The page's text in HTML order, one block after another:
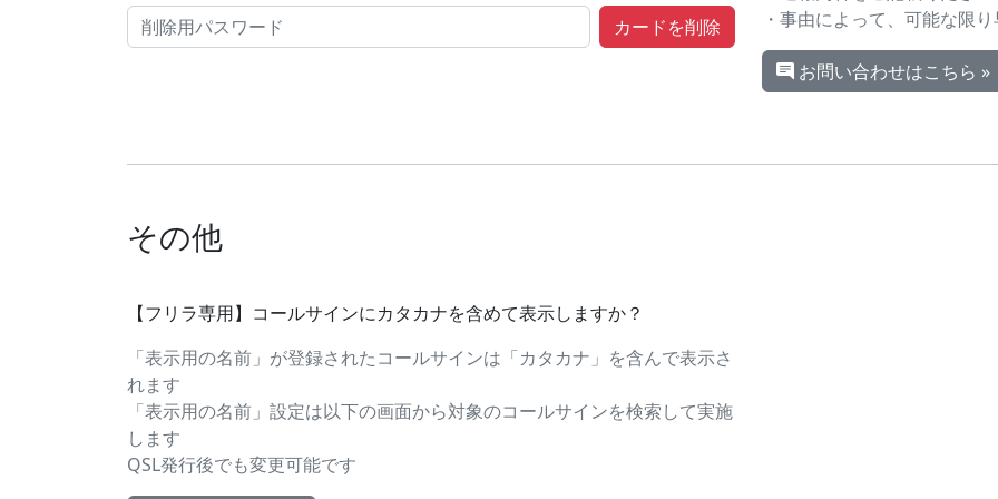
・事由によって、可能な限
お問い合わせはこちら »
その他
【フリラ専用】コールサインにカタカナを含めて表示しますか？
「表示用の名前」が登録されたコールサインは「カタカナ」を含んで表示さ
れます
「表示用の名前」設定は以下の画面から対象のコールサインを検索して実施
します
QSL発行後でも変更可能です